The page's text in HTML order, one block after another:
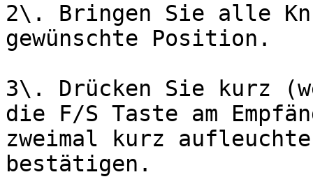
2\. Bringen Sie alle
gewünschte Position.
3\. Drücken Sie kurz
die F/S Taste am
zweimal kurz
bestätigen.